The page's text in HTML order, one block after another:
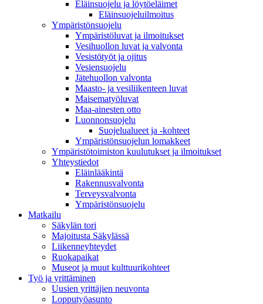
Eläinsuojelu ja löytöeläimet
Eläinsuojeluilmoitus
Ympäristönsuojelu
Ympäristöluvat ja ilmoitukset
Vesihuollon luvat ja valvonta
Vesistötyöt ja ojitus
Vesiensuojelu
Jätehuollon valvonta
Maasto- ja vesiliikenteen luvat
Maisematyöluvat
Maa-ainesten otto
Luonnonsuojelu
Suojelualueet ja -kohteet
Ympäristönsuojelun lomakkeet
Ympäristötoimiston kuulutukset ja ilmoitukset
Yhteystiedot
Eläinlääkintä
Rakennusvalvonta
Terveysvalvonta
Ympäristönsuojelu
Mat­kailu
Säkylän tori
Majoitusta Säkylässä
Liikenneyhteydet
Ruokapaikat
Museot ja muut kulttuurikohteet
Työ ja yrittä­minen
Uusien yrittäjien neuvonta
Lopputyöasunto